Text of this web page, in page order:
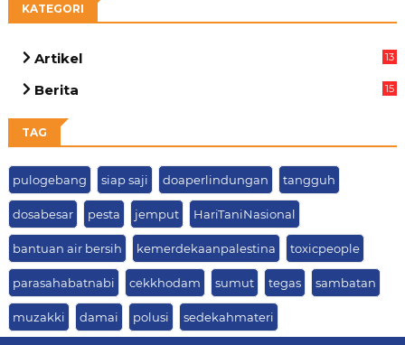
KATEGORI
Artikel
13
Berita
15
TAG
pulogebang siap saji doaperlindungan tangguh
dosabesar pesta jemput HariTaniNasional
bantuan air bersih kemerdekaanpalestina toxicpeople
parasahabatnabi cekkhodam sumut tegas sambatan
muzakki damai polusi sedekahmateri